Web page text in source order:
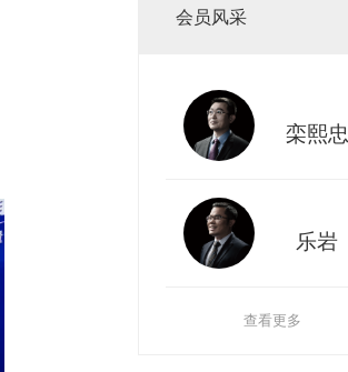
会员风采
栾熙忠
乐岩
查看更多